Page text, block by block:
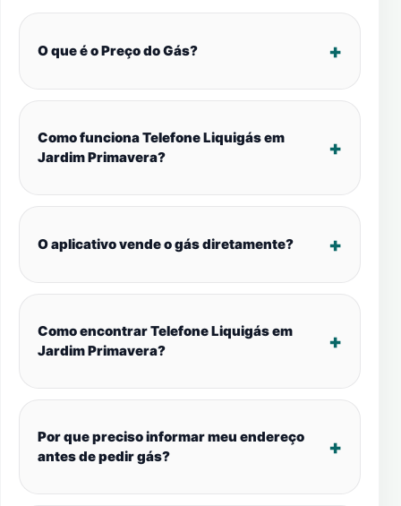
O que é o Preço do Gás?
Como funciona Telefone Liquigás em
Jardim Primavera?
O aplicativo vende o gás diretamente?
Como encontrar Telefone Liquigás em
Jardim Primavera?
Por que preciso informar meu endereço
antes de pedir gás?